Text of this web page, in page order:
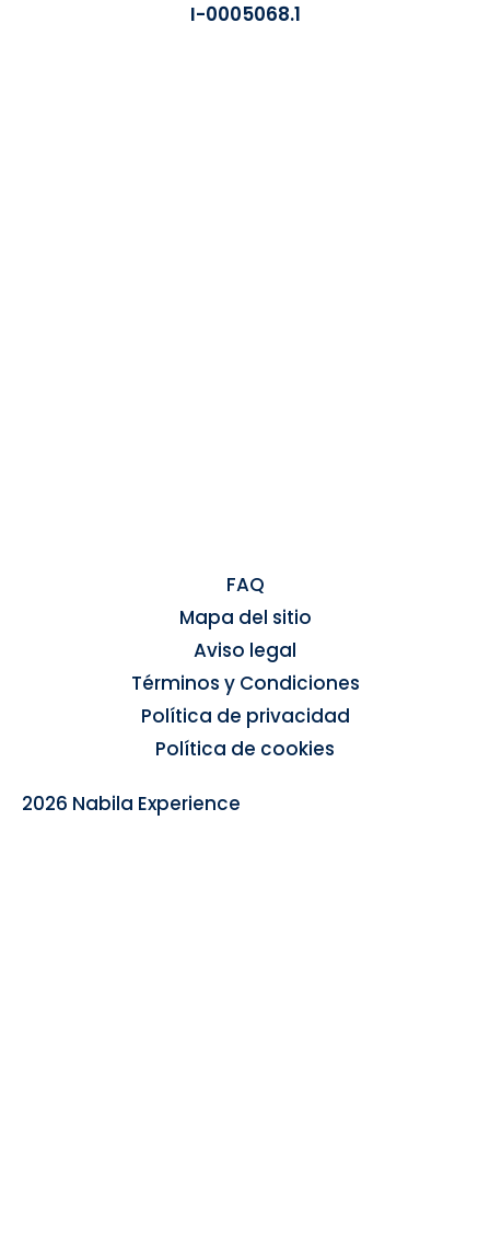
I-0005068.1
FAQ
Mapa del sitio
Aviso legal
Términos y Condiciones
Política de privacidad
Política de cookies
2026 Nabila Experience